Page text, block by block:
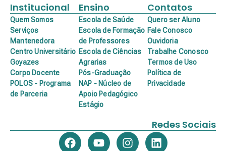
Institucional
Quem Somos
Serviços
Mantenedora
Centro Universitário
Goyazes
Corpo Docente
POLOS - Programa
de Parceria
Ensino
Escola de Saúde
Escola de Formação
de Professores
Escola de Ciências
Agrarias
Pós-Graduação
NAP - Núcleo de
Apoio Pedagógico
Estágio
Contatos
Quero ser Aluno
Fale Conosco
Ouvidoria
Trabalhe Conosco
Termos de Uso
Política de
Privacidade
Redes Sociais